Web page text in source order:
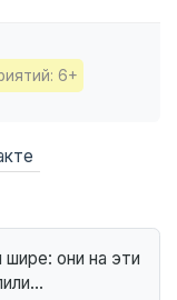
6+
они на эти